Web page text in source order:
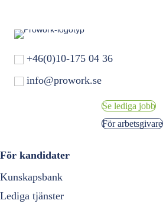
+46(0)10-175 04 36
info@prowork.se
Se lediga jobb
För arbetsgivare
För kandidater
Kunskapsbank
Lediga tjänster